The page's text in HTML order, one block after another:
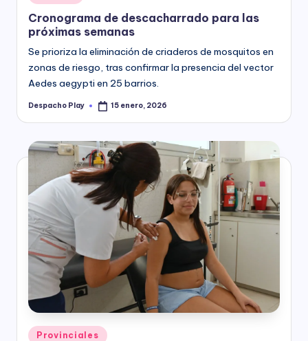
in
Cronograma de descacharrado para las
próximas semanas
Se prioriza la eliminación de criaderos de mosquitos en
zonas de riesgo, tras confirmar la presencia del vector
Aedes aegypti en 25 barrios.
Posted
Despacho Play 15 enero, 2026
Posted
Provinciales